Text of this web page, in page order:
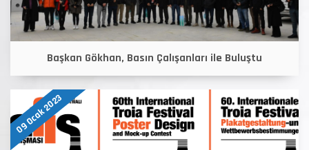
Başkan Gökhan, Basın Çalışanları ile Buluştu
09 Ocak 2023